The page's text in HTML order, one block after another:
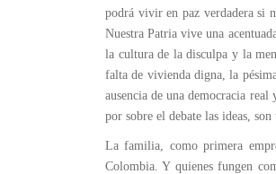
podrá vivir en paz verdadera si
Nuestra Patria vive una
la cultura de la disculpa y la
falta de vivienda digna, la
ausencia de una democracia
por sobre el debate las ideas,
La familia, como primera
Colombia. Y quienes fungen